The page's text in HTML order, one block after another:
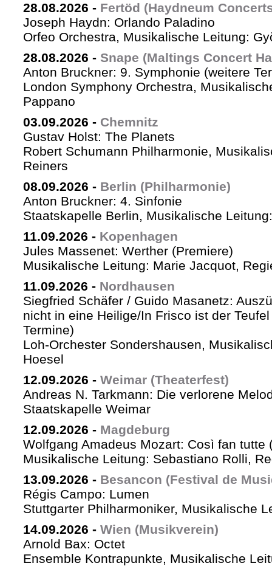
28.08.2026 - Fertöd (Haydneum
Joseph Haydn: Orlando Paladino
Orfeo Orchestra, Musikalische Leitung:
28.08.2026 - Snape (Maltings Concert
Anton Bruckner: 9. Symphonie (weitere
London Symphony Orchestra,
Pappano
03.09.2026 - Chemnitz
Gustav Holst: The Planets
Robert Schumann Philharmonie,
Reiners
08.09.2026 - Berlin (Philharmonie)
Anton Bruckner: 4. Sinfonie
Staatskapelle Berlin, Musikalische
11.09.2026 - Kopenhagen
Jules Massenet: Werther (Premiere)
Musikalische Leitung: Marie Jacquot,
11.09.2026 - Nordhausen
Siegfried Schäfer / Guido Masanetz:
nicht in eine Heilige/In Frisco ist der
Termine)
Loh-Orchester Sondershausen,
Hoesel
12.09.2026 - Weimar (Theaterfest)
Andreas N. Tarkmann: Die verlorene
Staatskapelle Weimar
12.09.2026 - Magdeburg
Wolfgang Amadeus Mozart: Così fan tutte
Musikalische Leitung: Sebastiano Rolli,
13.09.2026 - Besancon (Festival de
Régis Campo: Lumen
Stuttgarter Philharmoniker, Musikalische
14.09.2026 - Wien (Musikverein)
Arnold Bax: Octet
Ensemble Kontrapunkte, Musikalische